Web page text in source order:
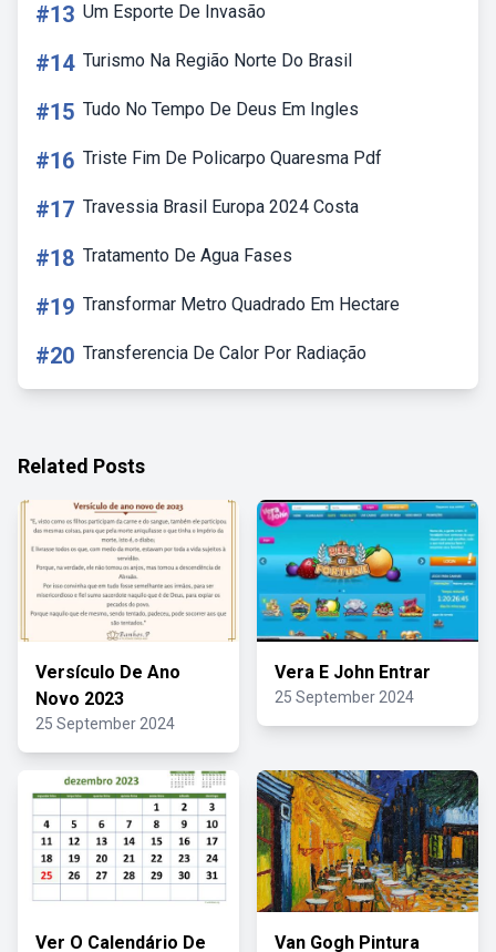
#13 Um Esporte De Invasão
#14 Turismo Na Região Norte Do Brasil
#15 Tudo No Tempo De Deus Em Ingles
#16 Triste Fim De Policarpo Quaresma Pdf
#17 Travessia Brasil Europa 2024 Costa
#18 Tratamento De Agua Fases
#19 Transformar Metro Quadrado Em Hectare
#20 Transferencia De Calor Por Radiação
Related Posts
Versículo De Ano
Novo 2023
25 September 2024
Vera E John Entrar
25 September 2024
Ver O Calendário De Van Gogh Pintura